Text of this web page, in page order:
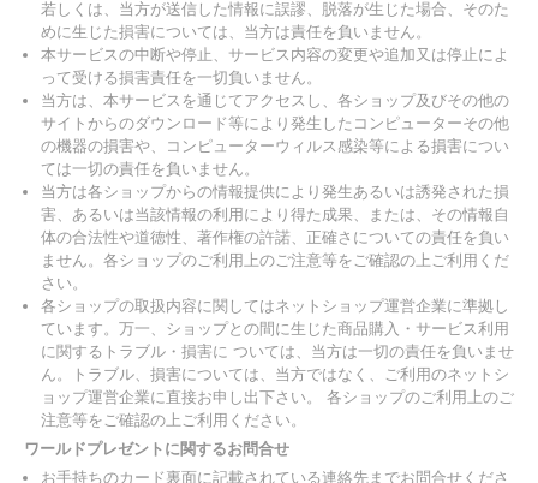
若しくは、当方が送信した情報に誤謬、脱落が生じた場合、そのた
めに生じた損害については、当方は責任を負いません。
本サービスの中断や停止、サービス内容の変更や追加又は停止によ
って受ける損害責任を一切負いません。
当方は、本サービスを通じてアクセスし、各ショップ及びその他の
サイトからのダウンロード等により発生したコンピューターその他
の機器の損害や、コンピューターウィルス感染等による損害につい
ては一切の責任を負いません。
当方は各ショップからの情報提供により発生あるいは誘発された損
害、あるいは当該情報の利用により得た成果、または、その情報自
体の合法性や道徳性、著作権の許諾、正確さについての責任を負い
ません。各ショップのご利用上のご注意等をご確認の上ご利用くだ
さい。
各ショップの取扱内容に関してはネットショップ運営企業に準拠し
ています。万一、ショップとの間に生じた商品購入・サービス利用
に関するトラブル・損害に ついては、当方は一切の責任を負いませ
ん。トラブル、損害については、当方ではなく、ご利用のネットシ
ョップ運営企業に直接お申し出下さい。 各ショップのご利用上のご
注意等をご確認の上ご利用ください。
ワールドプレゼントに関するお問合せ
お手持ちのカード裏面に記載されている連絡先までお問合せくださ